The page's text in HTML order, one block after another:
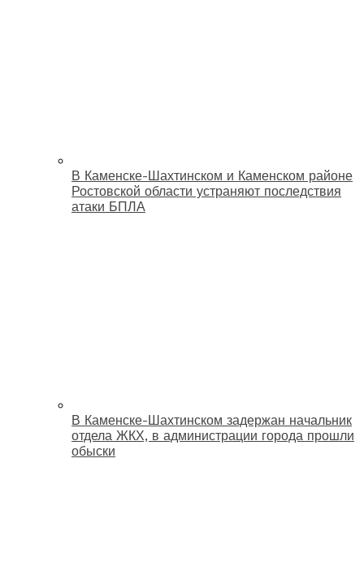
В Каменске-Шахтинском и Каменском районе
Ростовской области устраняют последствия
атаки БПЛА
В Каменске-Шахтинском задержан начальник
отдела ЖКХ, в администрации города прошли
обыски